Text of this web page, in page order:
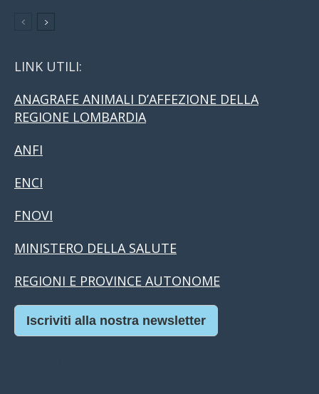
LINK UTILI:
ANAGRAFE ANIMALI D’AFFEZIONE DELLA
REGIONE LOMBARDIA
ANFI
ENCI
FNOVI
MINISTERO DELLA SALUTE
REGIONI E PROVINCE AUTONOME
Iscriviti alla nostra newsletter